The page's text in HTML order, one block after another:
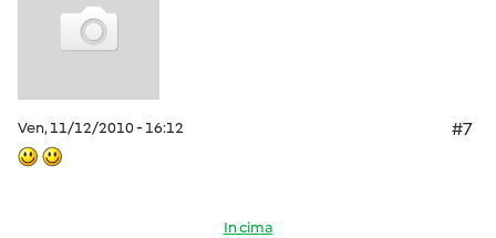
Ven, 11/12/2010 - 16:12 #7
In cima